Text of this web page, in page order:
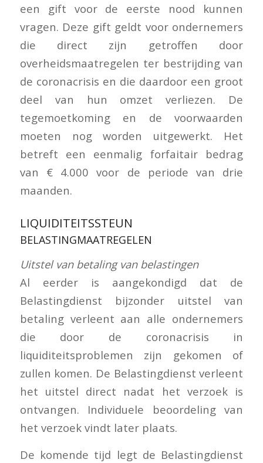
een gift voor de eerste nood kunnen
vragen. Deze gift geldt voor ondernemers
die direct zijn getroffen door
overheidsmaatregelen ter bestrijding van
de coronacrisis en die daardoor een groot
deel van hun omzet verliezen. De
tegemoetkoming en de voorwaarden
moeten nog worden uitgewerkt. Het
betreft een eenmalig forfaitair bedrag
van € 4.000 voor de periode van drie
maanden.
LIQUIDITEITSSTEUN
BELASTINGMAATREGELEN
Uitstel van betaling van belastingen
Al eerder is aangekondigd dat de
Belastingdienst bijzonder uitstel van
betaling verleent aan alle ondernemers
die door de coronacrisis in
liquiditeitsproblemen zijn gekomen of
zullen komen. De Belastingdienst verleent
het uitstel direct nadat het verzoek is
ontvangen. Individuele beoordeling van
het verzoek vindt later plaats.
De komende tijd legt de Belastingdienst